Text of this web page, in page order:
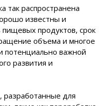
так распространена
известны и
пищевых продуктов, срок
объема и многое
потенциально важной
развития и
разработанные для